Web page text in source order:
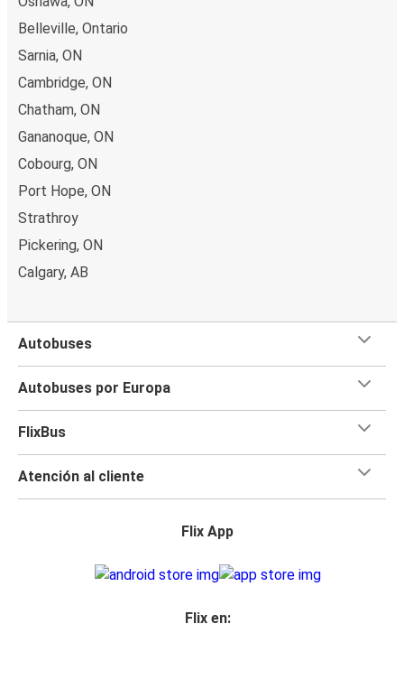
Belleville, Ontario
Sarnia, ON
Cambridge, ON
Chatham, ON
Gananoque, ON
Cobourg, ON
Port Hope, ON
Strathroy
Pickering, ON
Calgary, AB
Autobuses
Autobuses por Europa
FlixBus
Atención al cliente
Flix App
Flix en: